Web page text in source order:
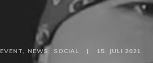
EVENT NEWS SOCIAL 15. JULI 2021